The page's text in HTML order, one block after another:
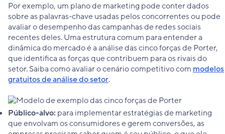
Por exemplo, um plano de marketing pode conter dados
sobre as palavras-chave usadas pelos concorrentes ou pode
avaliar o desempenho das campanhas de redes sociais
recentes deles. Uma estrutura comum para entender a
dinâmica do mercado é a análise das cinco forças de Porter,
que identifica as forças que contribuem para os rivais do
setor. Saiba como avaliar o cenário competitivo com modelos
gratuitos de análise do setor.
Público-alvo: para implementar estratégias de marketing
que envolvam os consumidores e gerem conversões, as